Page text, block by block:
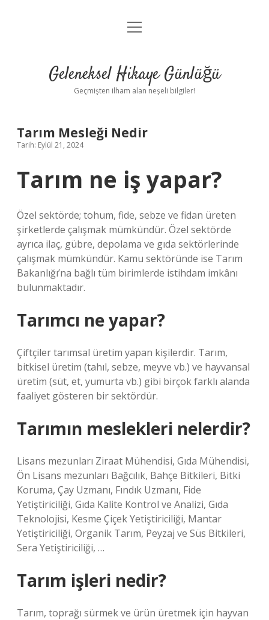
Anasayfa
Yasal Uyarı
menüyü
Geleneksel Hikaye Günlüğü
Geçmişten ilham alan neşeli bilgiler!
Tarım Mesleği Nedir
Tarih: Eylül 21, 2024
Tarım ne iş yapar?
Özel sektörde; tohum, fide, sebze ve fidan üreten
şirketlerde çalışmak mümkündür. Özel sektörde
ayrıca ilaç, gübre, depolama ve gıda sektörlerinde
çalışmak mümkündür. Kamu sektöründe ise Tarım
Bakanlığı’na bağlı tüm birimlerde istihdam imkânı
bulunmaktadır.
Tarımcı ne yapar?
Çiftçiler tarımsal üretim yapan kişilerdir. Tarım,
bitkisel üretim (tahıl, sebze, meyve vb.) ve hayvansal
üretim (süt, et, yumurta vb.) gibi birçok farklı alanda
faaliyet gösteren bir sektördür.
Tarımın meslekleri nelerdir?
Lisans mezunları Ziraat Mühendisi, Gıda Mühendisi,
Ön Lisans mezunları Bağcılık, Bahçe Bitkileri, Bitki
Koruma, Çay Uzmanı, Fındık Uzmanı, Fide
Yetiştiriciliği, Gıda Kalite Kontrol ve Analizi, Gıda
Teknolojisi, Kesme Çiçek Yetiştiriciliği, Mantar
Yetiştiriciliği, Organik Tarım, Peyzaj ve Süs Bitkileri,
Sera Yetiştiriciliği, …
Tarım işleri nedir?
Tarım, toprağı sürmek ve ürün üretmek için hayvan